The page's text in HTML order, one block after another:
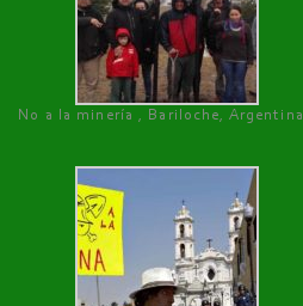
No a la minería , Bariloche, Argentina